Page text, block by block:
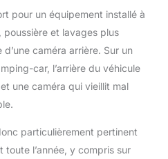
pour un équipement installé à
poussière et lavages plus
caméra arrière. Sur un
car, l’arrière du véhicule
une caméra qui vieillit mal
particulièrement pertinent
toute l’année, y compris sur